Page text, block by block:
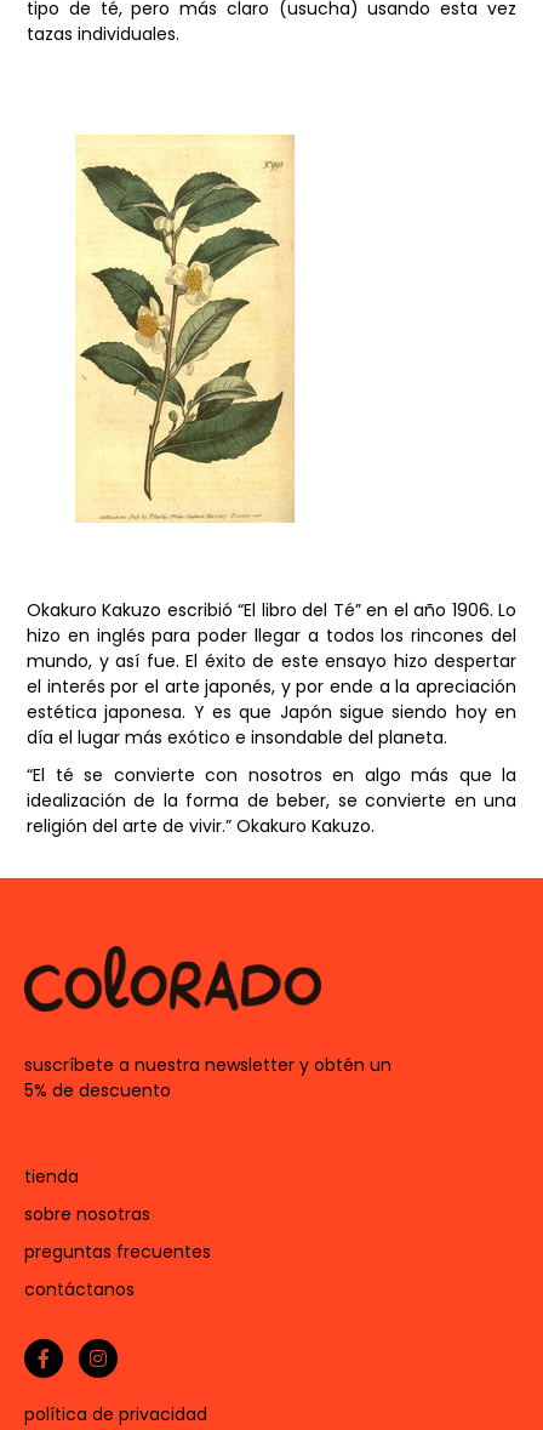
tipo de té, pero más claro (usucha) usando esta vez
tazas individuales.
Okakuro Kakuzo escribió “El libro del Té” en el año 1906. Lo
hizo en inglés para poder llegar a todos los rincones del
mundo, y así fue. El éxito de este ensayo hizo despertar
el interés por el arte japonés, y por ende a la apreciación
estética japonesa. Y es que Japón sigue siendo hoy en
día el lugar más exótico e insondable del planeta.
“El té se convierte con nosotros en algo más que la
idealización de la forma de beber, se convierte en una
religión del arte de vivir.” Okakuro Kakuzo.
suscríbete a nuestra newsletter y obtén un
5% de descuento
tienda
sobre nosotras
preguntas frecuentes
contáctanos
política de privacidad